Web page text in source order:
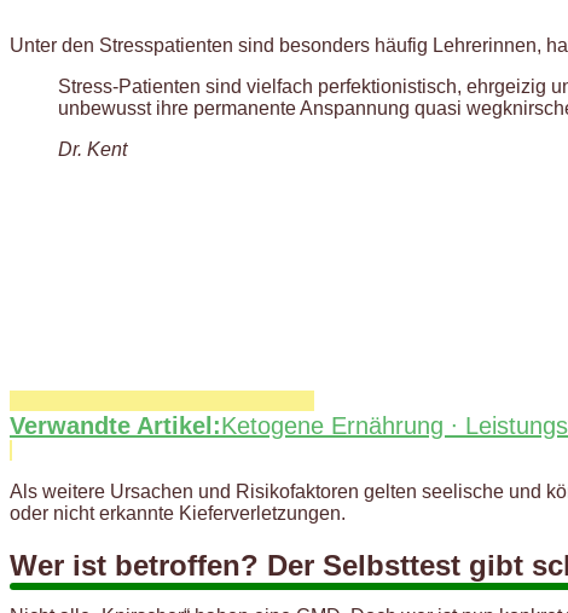
Unter den Stresspatienten sind besonders häufig Lehrerinnen,
Stress-Patienten sind vielfach perfektionistisch, ehrgeizig
unbewusst ihre permanente Anspannung quasi
Dr. Kent
Verwandte Artikel:Ketogene Ernährung ∙
Als weitere Ursachen und Risikofaktoren gelten seelische und
oder nicht erkannte Kieferverletzungen.
Wer ist betroffen? Der Selbsttest gibt